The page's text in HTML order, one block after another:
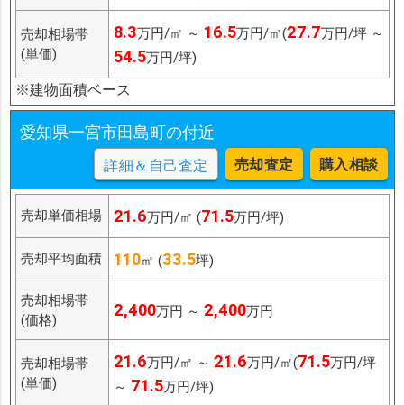
売却相場帯
(単価)
8.3万円/㎡ ～ 16.5万円/㎡(27.7万円/坪 ～
54.5万円/坪)
※建物面積ベース
愛知県一宮市田島町の付近
詳細＆自己査定 売却査定 購入相談
売却単価相場 21.6万円/㎡ (71.5万円/坪)
売却平均面積 110㎡ (33.5坪)
売却相場帯
(価格)
2,400万円 ～ 2,400万円
売却相場帯
(単価)
21.6万円/㎡ ～ 21.6万円/㎡(71.5万円/坪
～ 71.5万円/坪)